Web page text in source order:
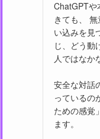
ChatGPTや
きても、
い込みを見
じ、どう動
人ではなか
安全な対話
っているの
ための感覚
ます。